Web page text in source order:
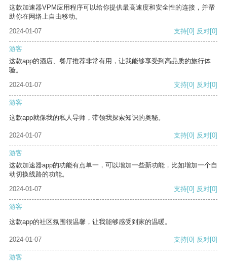
这款加速器VPM应用程序可以给你提供最高速度和安全性的连接，并帮
助你在网络上自由移动。
2024-01-07
支持[0] 反对[0]
游客
这款app的酒店、餐厅推荐非常有用，让我能够享受到高品质的旅行体
验。
2024-01-07
支持[0] 反对[0]
游客
这款app就像我的私人导师，带领我探索知识的奥秘。
2024-01-07 支持[0] 反对[0]
游客
这款加速器app的功能有点单一，可以增加一些新功能，比如增加一个自
动切换线路的功能。
2024-01-07
支持[0] 反对[0]
游客
这款app的社区氛围很温馨，让我能够感受到家的温暖。
2024-01-07 支持[0] 反对[0]
游客